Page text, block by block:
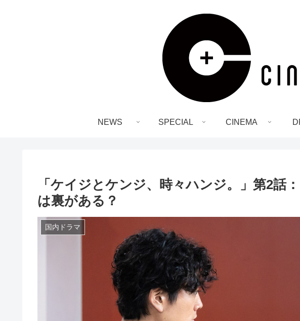
NEWS SPECIAL CINEMA
「ケイジとケンジ、時々ハンジ。」第2話
は裏がある？
国内ドラマ